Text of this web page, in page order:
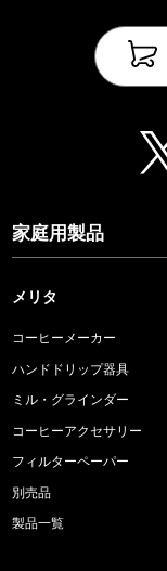
家庭用製品
メリタ
コーヒーメーカー
ハンドドリップ器具
ミル・グラインダー
コーヒーアクセサリー
フィルターペーパー
別売品
製品一覧